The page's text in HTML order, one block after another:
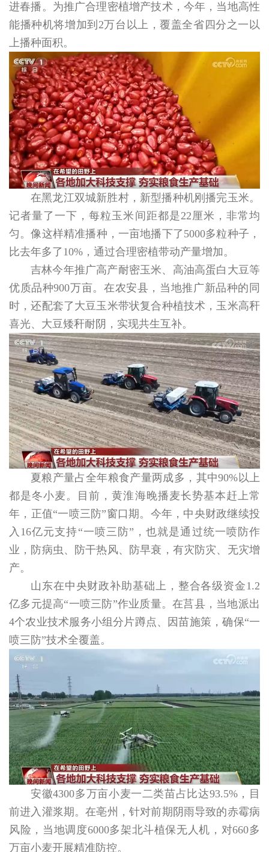
进春播。为推广合理密植增产技术，今年，当地高性
能播种机将增加到2万台以上，覆盖全省四分之一以
上播种面积。
在黑龙江双城新胜村，新型播种机刚播完玉米。
记者量了一下，每粒玉米间距都是22厘米，非常均
匀。像这样精准播种，一亩地播下了5000多粒种子，
比去年多了10%，通过合理密植带动产量增加。
吉林今年推广高产耐密玉米、高油高蛋白大豆等
优质品种900万亩。在农安县，当地推广新品种的同
时，还配套了大豆玉米带状复合种植技术，玉米高秆
喜光、大豆矮秆耐阴，实现共生互补。
夏粮产量占全年粮食产量两成多，其中90%以上
都是冬小麦。目前，黄淮海晚播麦长势基本赶上常
年，正值“一喷三防”窗口期。今年，中央财政继续投
入16亿元支持“一喷三防”，也就是通过统一喷防作
业，防病虫、防干热风、防早衰，有灾防灾、无灾增
产。
山东在中央财政补助基础上，整合各级资金1.2
亿多元提高“一喷三防”作业质量。在莒县，当地派出
4个农业技术服务小组分片蹲点、因苗施策，确保“一
喷三防”技术全覆盖。
安徽4300多万亩小麦一二类苗占比达93.5%，目
前进入灌浆期。在亳州，针对前期阴雨导致的赤霉病
风险，当地调度6000多架北斗植保无人机，对660多
万亩小麦开展精准防控。